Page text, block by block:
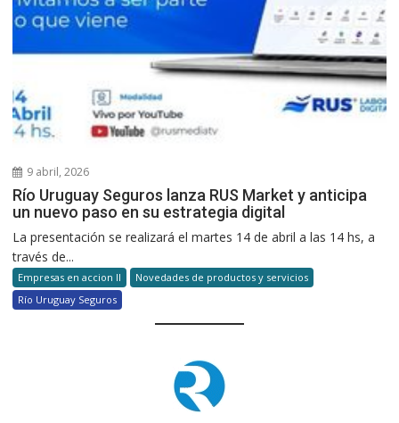
9 abril, 2026
Río Uruguay Seguros lanza RUS Market y anticipa
un nuevo paso en su estrategia digital
La presentación se realizará el martes 14 de abril a las 14 hs, a
través de...
Empresas en accion II
Novedades de productos y servicios
Río Uruguay Seguros